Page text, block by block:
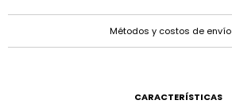
Métodos y costos de envío
CARACTERÍSTICAS
ENVIAR